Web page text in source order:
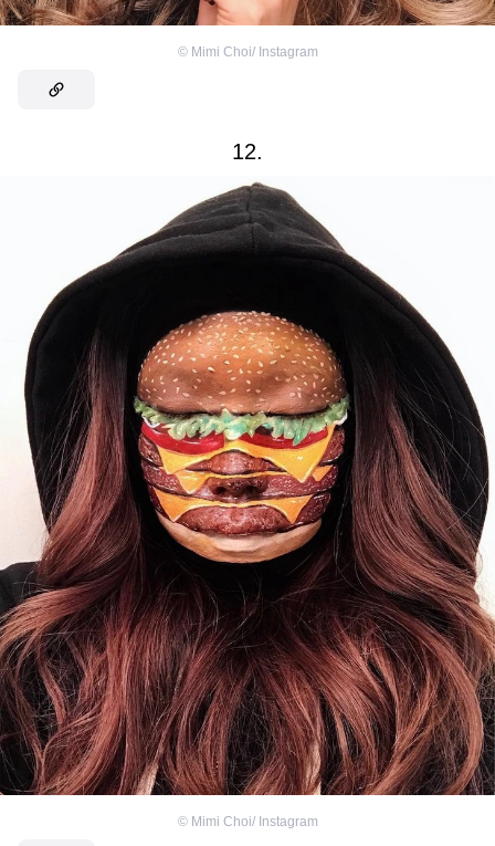
© Mimi Choi/ Instagram
12.
© Mimi Choi/ Instagram